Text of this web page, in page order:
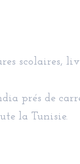
scolaires,
prés de
la Tunisie.